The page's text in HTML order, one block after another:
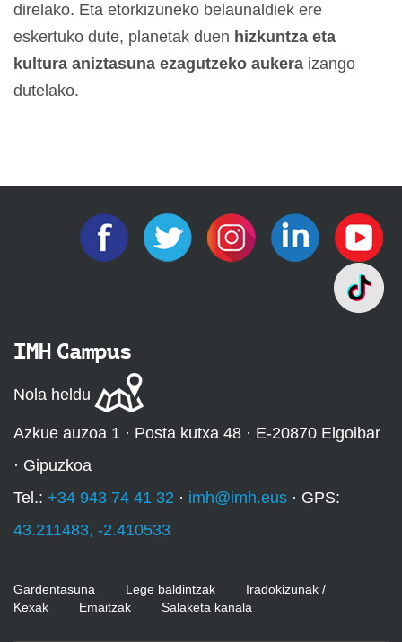
direlako. Eta etorkizuneko belaunaldiek ere
eskertuko dute, planetak duen hizkuntza eta
kultura aniztasuna ezagutzeko aukera izango
dutelako.
IMH Campus
Nola heldu
Azkue auzoa 1 · Posta kutxa 48 · E-20870 Elgoibar
· Gipuzkoa
Tel.: +34 943 74 41 32 · imh@imh.eus · GPS:
43.211483, -2.410533
Gardentasuna Lege baldintzak
Iradokizunak /
Kexak
Emaitzak Salaketa kanala